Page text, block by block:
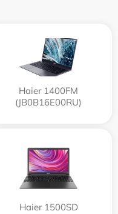
Haier 1400FM
(JB0B16E00RU)
Haier 1500SD